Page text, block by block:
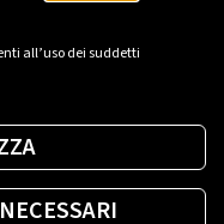
all’uso dei suddetti
PA?
per te.